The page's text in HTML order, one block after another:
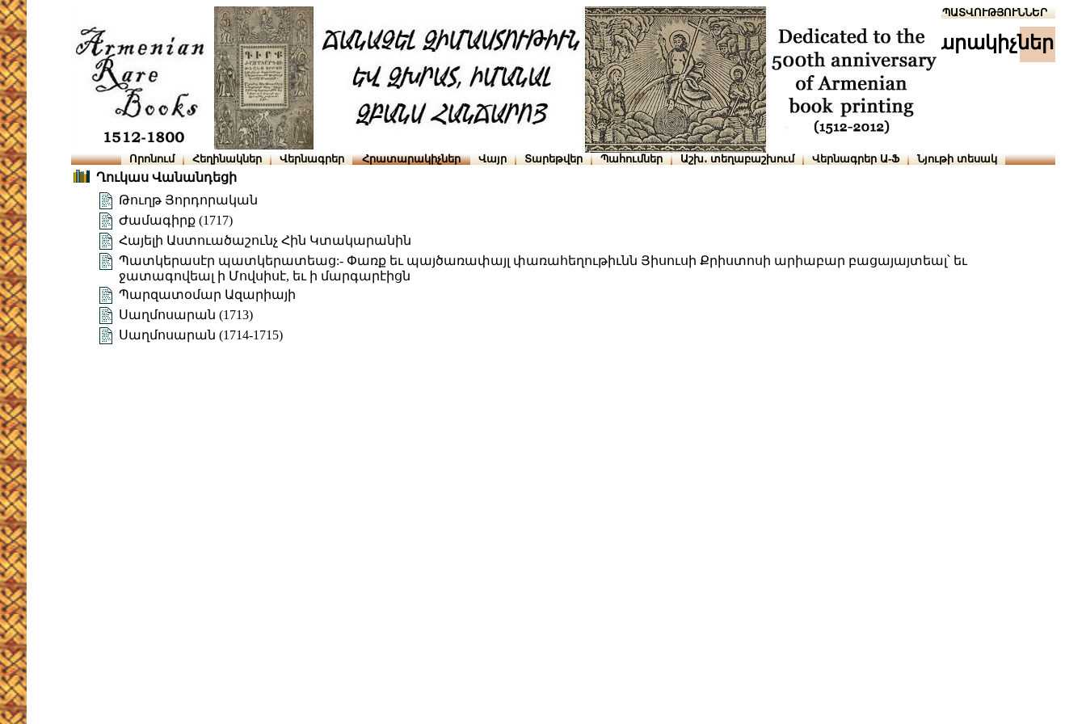
ՆԱԽԱՊԱՏՎՈՒԹՅՈՒՆՆԵՐ
հրատարակիչներ
Որոնում Հեղինակներ Վերնագրեր Հրատարակիչներ Վայր Տարեթվեր Պահումներ Աշխ․ տեղաբաշխում Վերնագրեր Ա-Ֆ Նյութի տեսակ
Ղուկաս Վանանդեցի
Թուղթ Յորդորական
Ժամագիրք (1717)
Հայելի Աստուածաշունչ Հին Կտակարանին
Պատկերասէր պատկերատեաց:- Փառք եւ պայծառափայլ փառահեղութիւնն Յիսուսի Քրիստոսի արիաբար բացայայտեալ՝ եւ
ջատագովեալ ի Մովսիսէ, եւ ի մարգարէիցն
Պարզատօմար Ազարիայի
Սաղմոսարան (1713)
Սաղմոսարան (1714-1715)